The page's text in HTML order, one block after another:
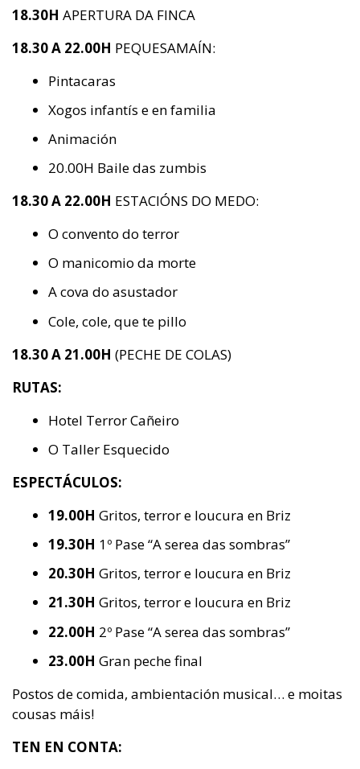
18.30H APERTURA DA FINCA
18.30A 22.00H PEQUESAMAÍN:
Pintacaras
Xogos infantís e en familia
Animación
20.00H Baile das zumbis
18.30 A 22.00H ESTACIÓNS DO MEDO:
O convento do terror
O manicomio da morte
A cova do asustador
Cole, cole, que te pillo
18.30 A 21.00H (PECHE DE COLAS)
RUTAS:
Hotel Terror Cañeiro
O Taller Esquecido
ESPECTÁCULOS:
19.00H Gritos, terror e loucura en Briz
19.30H 1º Pase “A serea das sombras”
20.30H Gritos, terror e loucura en Briz
21.30H Gritos, terror e loucura en Briz
22.00H 2º Pase “A serea das sombras”
23.00H Gran peche final
Postos de comida, ambientación musical… e moitas
cousas máis!
TEN EN CONTA: